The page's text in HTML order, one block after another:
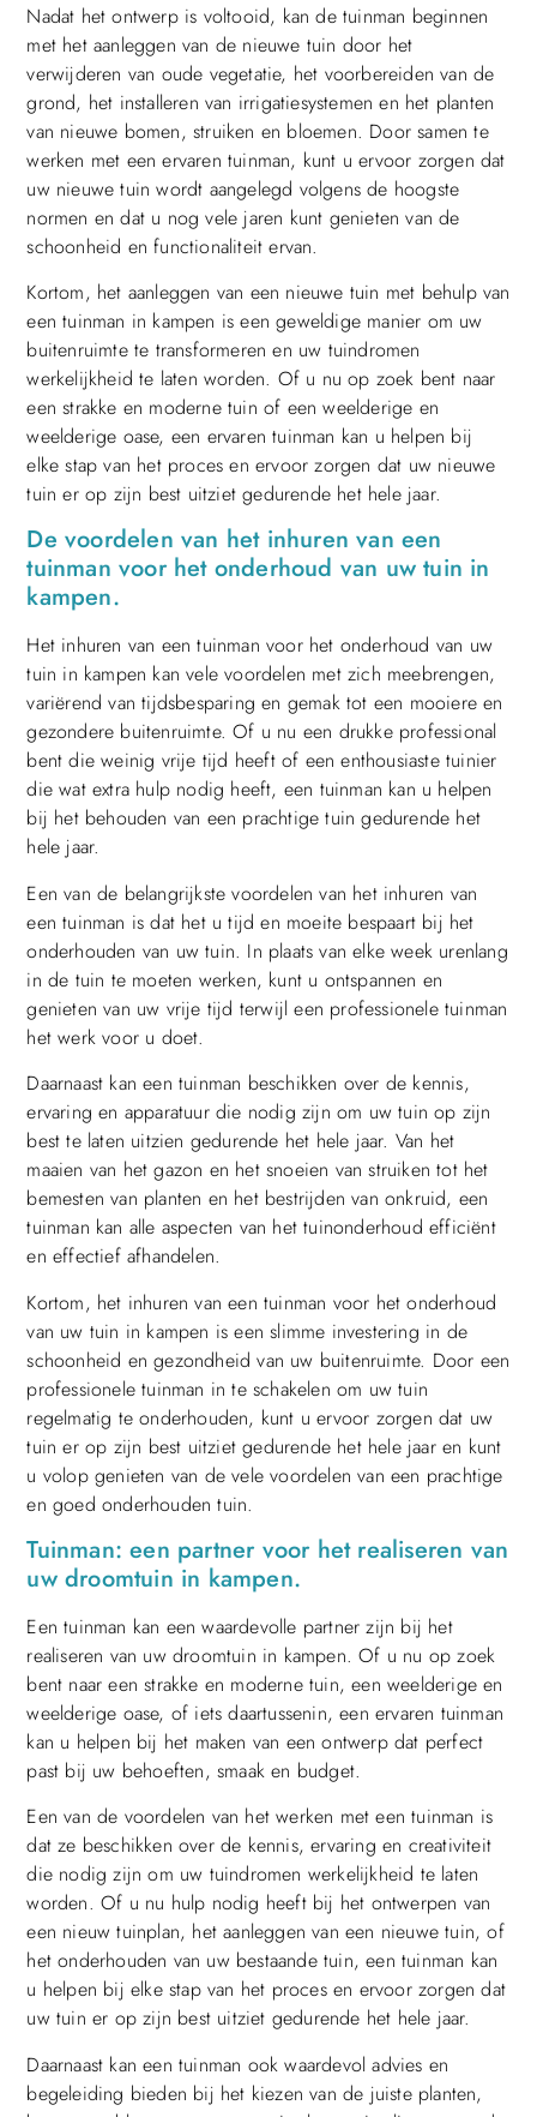
Nadat het ontwerp is voltooid, kan de tuinman beginnen
met het aanleggen van de nieuwe tuin door het
verwijderen van oude vegetatie, het voorbereiden van de
grond, het installeren van irrigatiesystemen en het planten
van nieuwe bomen, struiken en bloemen. Door samen te
werken met een ervaren tuinman, kunt u ervoor zorgen dat
uw nieuwe tuin wordt aangelegd volgens de hoogste
normen en dat u nog vele jaren kunt genieten van de
schoonheid en functionaliteit ervan.
Kortom, het aanleggen van een nieuwe tuin met behulp van
een tuinman in kampen is een geweldige manier om uw
buitenruimte te transformeren en uw tuindromen
werkelijkheid te laten worden. Of u nu op zoek bent naar
een strakke en moderne tuin of een weelderige en
weelderige oase, een ervaren tuinman kan u helpen bij
elke stap van het proces en ervoor zorgen dat uw nieuwe
tuin er op zijn best uitziet gedurende het hele jaar.
De voordelen van het inhuren van een
tuinman voor het onderhoud van uw tuin in
kampen.
Het inhuren van een tuinman voor het onderhoud van uw
tuin in kampen kan vele voordelen met zich meebrengen,
variërend van tijdsbesparing en gemak tot een mooiere en
gezondere buitenruimte. Of u nu een drukke professional
bent die weinig vrije tijd heeft of een enthousiaste tuinier
die wat extra hulp nodig heeft, een tuinman kan u helpen
bij het behouden van een prachtige tuin gedurende het
hele jaar.
Een van de belangrijkste voordelen van het inhuren van
een tuinman is dat het u tijd en moeite bespaart bij het
onderhouden van uw tuin. In plaats van elke week urenlang
in de tuin te moeten werken, kunt u ontspannen en
genieten van uw vrije tijd terwijl een professionele tuinman
het werk voor u doet.
Daarnaast kan een tuinman beschikken over de kennis,
ervaring en apparatuur die nodig zijn om uw tuin op zijn
best te laten uitzien gedurende het hele jaar. Van het
maaien van het gazon en het snoeien van struiken tot het
bemesten van planten en het bestrijden van onkruid, een
tuinman kan alle aspecten van het tuinonderhoud efficiënt
en effectief afhandelen.
Kortom, het inhuren van een tuinman voor het onderhoud
van uw tuin in kampen is een slimme investering in de
schoonheid en gezondheid van uw buitenruimte. Door een
professionele tuinman in te schakelen om uw tuin
regelmatig te onderhouden, kunt u ervoor zorgen dat uw
tuin er op zijn best uitziet gedurende het hele jaar en kunt
u volop genieten van de vele voordelen van een prachtige
en goed onderhouden tuin.
Tuinman: een partner voor het realiseren van
uw droomtuin in kampen.
Een tuinman kan een waardevolle partner zijn bij het
realiseren van uw droomtuin in kampen. Of u nu op zoek
bent naar een strakke en moderne tuin, een weelderige en
weelderige oase, of iets daartussenin, een ervaren tuinman
kan u helpen bij het maken van een ontwerp dat perfect
past bij uw behoeften, smaak en budget.
Een van de voordelen van het werken met een tuinman is
dat ze beschikken over de kennis, ervaring en creativiteit
die nodig zijn om uw tuindromen werkelijkheid te laten
worden. Of u nu hulp nodig heeft bij het ontwerpen van
een nieuw tuinplan, het aanleggen van een nieuwe tuin, of
het onderhouden van uw bestaande tuin, een tuinman kan
u helpen bij elke stap van het proces en ervoor zorgen dat
uw tuin er op zijn best uitziet gedurende het hele jaar.
Daarnaast kan een tuinman ook waardevol advies en
begeleiding bieden bij het kiezen van de juiste planten,